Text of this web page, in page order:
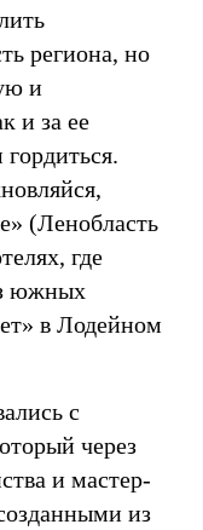
региона, но
и
и за ее
(Ленобласть
где
южных
в Лодейном
с
через
и мастер-
из